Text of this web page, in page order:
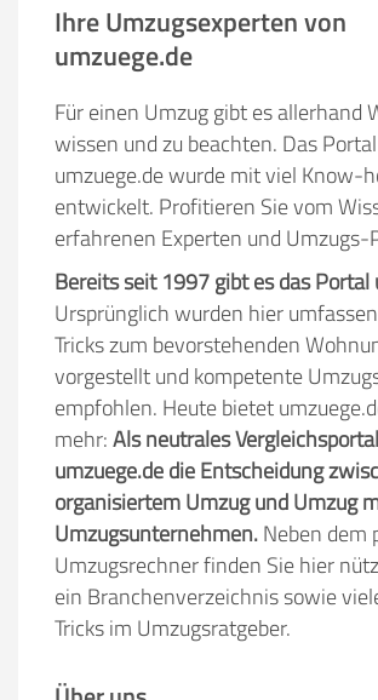
Ihre Umzugsexperten von
umzuege.de
Für einen Umzug gibt es allerhand
wissen und zu beachten. Das Portal
umzuege.de wurde mit viel Know-
entwickelt. Profitieren Sie vom
erfahrenen Experten und Umzugs-
Bereits seit 1997 gibt es das Portal
Ursprünglich wurden hier
Tricks zum bevorstehenden
vorgestellt und kompetente
empfohlen. Heute bietet
mehr:Als neutrales
umzuege.de die Entscheidung
organisiertem Umzug und Umzug
Umzugsunternehmen.Neben dem
Umzugsrechner finden Sie hier
ein Branchenverzeichnis sowie
Tricks im Umzugsratgeber.